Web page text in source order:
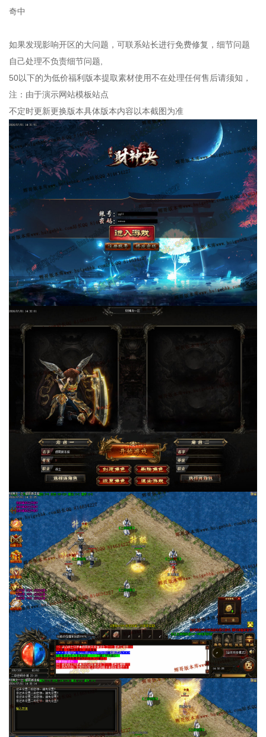
奇中
如果发现影响开区的大问题，可联系站长进行免费修复，细节问题
自己处理不负责细节问题,
50以下的为低价福利版本提取素材使用不在处理任何售后请须知，
注：由于演示网站模板站点
不定时更新更换版本具体版本内容以本截图为准